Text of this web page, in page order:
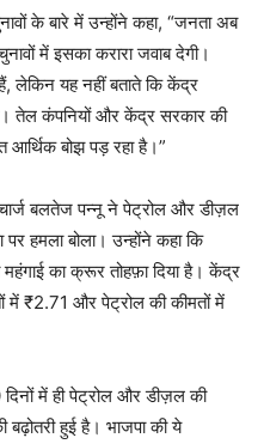
के बारे में उन्होंने कहा, “जनता अब
में इसका करारा जवाब देगी।
लेकिन यह नहीं बताते कि केंद्र
तेल कंपनियों और केंद्र सरकार की
आर्थिक बोझ पड़ रहा है।”
बलतेज पन्नू ने पेट्रोल और डीज़ल
हमला बोला। उन्होंने कहा कि
का क्रूर तोहफ़ा दिया है। केंद्र
में ₹2.71 और पेट्रोल की कीमतों में
में ही पेट्रोल और डीज़ल की
बढ़ोतरी हुई है। भाजपा की ये